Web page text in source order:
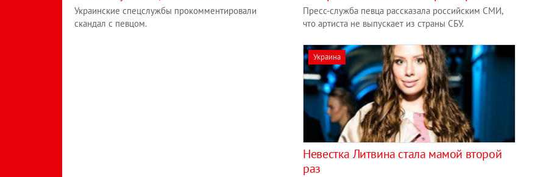
Украинские спецслужбы прокомментировали
скандал с певцом.
Пресс-служба певца рассказала российским СМИ,
что артиста не выпускает из страны СБУ.
Украина
Невестка Литвина стала мамой второй
раз